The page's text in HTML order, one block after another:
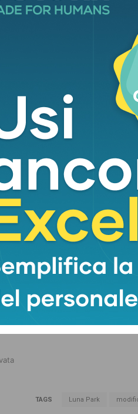
dei caravan dei
essere consentita la
tra le due rotatorie
dalla rotatoria con
19 alle 2 di notte sarà
per tutti i veicoli, al
per il Luna Park.
la segnaletica di
TAGS Luna Park